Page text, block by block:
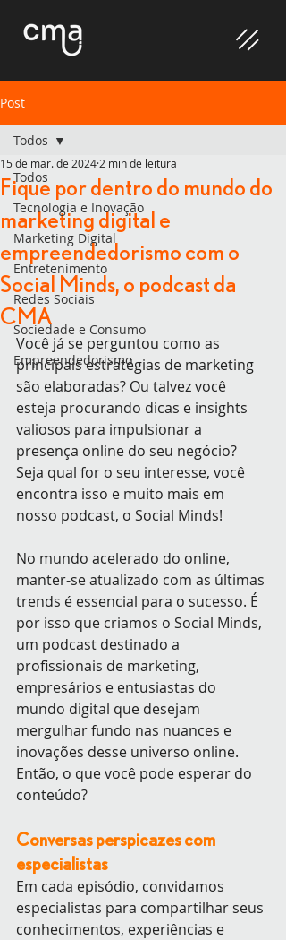
Post
Todos
Tecnologia e Inovação
Marketing Digital
Entretenimento
Redes Sociais
Sociedade e Consumo
Empreendedorismo
Todos
Fique por dentro do mundo do
marketing digital e
empreendedorismo com o
Social Minds, o podcast da
CMA
15 de mar. de 2024 2 min de leitura
Você já se perguntou como as
principais estratégias de marketing
são elaboradas? Ou talvez você
esteja procurando dicas e insights
valiosos para impulsionar a
presença online do seu negócio?
Seja qual for o seu interesse, você
encontra isso e muito mais em
nosso podcast, o Social Minds!
No mundo acelerado do online,
manter-se atualizado com as últimas
trends é essencial para o sucesso. É
por isso que criamos o Social Minds,
um podcast destinado a
profissionais de marketing,
empresários e entusiastas do
mundo digital que desejam
mergulhar fundo nas nuances e
inovações desse universo online.
Então, o que você pode esperar do
conteúdo?
Conversas perspicazes com
especialistas
Em cada episódio, convidamos
especialistas para compartilhar seus
conhecimentos, experiências e